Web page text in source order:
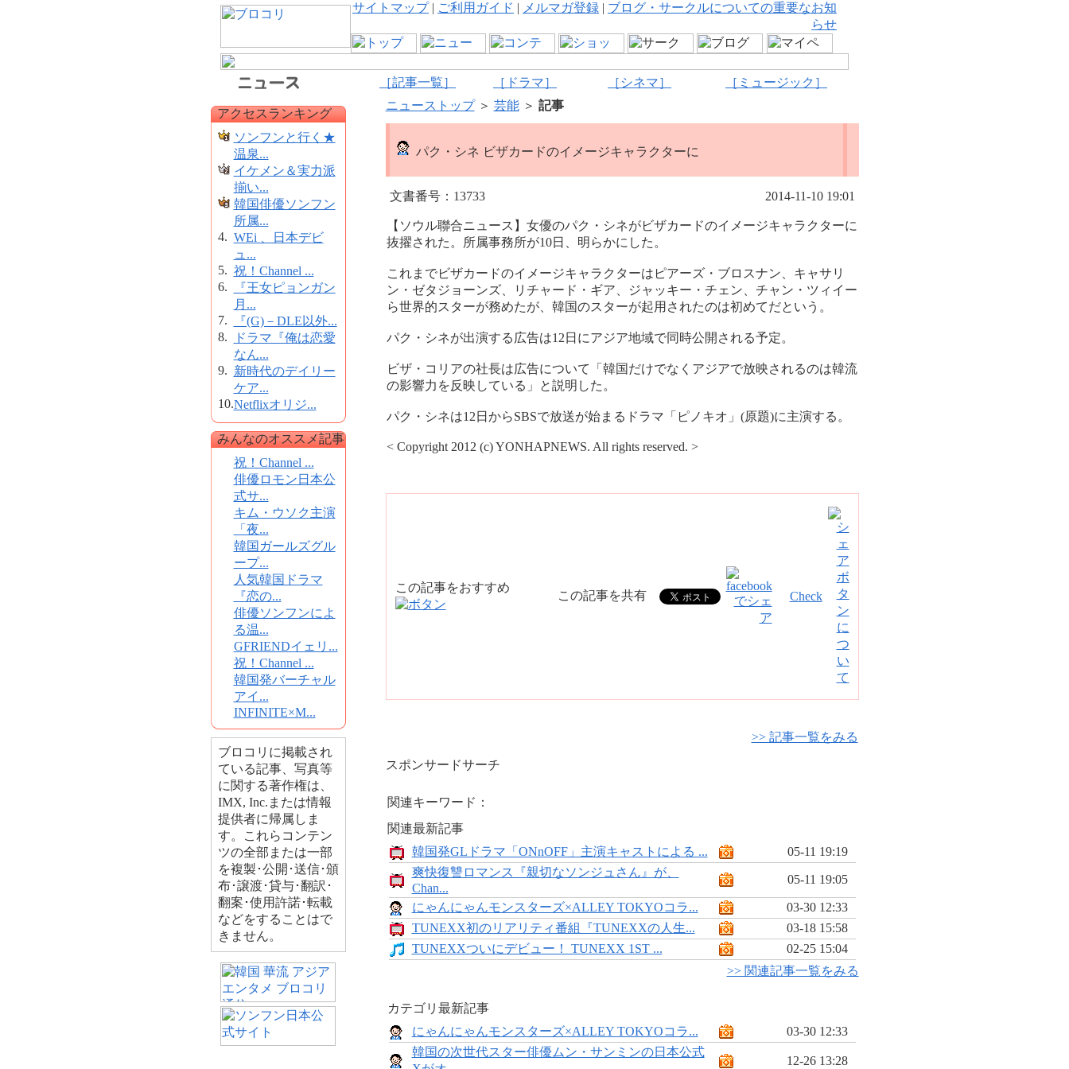
サイトマップ| ご利用ガイド | メルマガ登録 | ブログ・サークルについての重要なお知
らせ
［記事一覧］ ［ドラマ］ ［シネマ］ ［ミュージック］
アクセスランキング
ソンフンと行く★
温泉...
イケメン＆実力派
揃い...
韓国俳優ソンフン
所属...
4. WEi 、日本デビ
ュ...
5. 祝！Channel ...
6.
『王女ピョンガン
月...
7.
『(G)－DLE以外...
8.
ドラマ『俺は恋愛
なん...
9. 新時代のデイリー
ケア...
10.Netflixオリジ...
みんなのオススメ記事
祝！Channel ...
俳優ロモン日本公
式サ...
キム・ウソク主演
「夜...
韓国ガールズグル
ープ...
人気韓国ドラマ
『恋の...
俳優ソンフンによ
る温...
GFRIENDイェリ...
祝！Channel ...
韓国発バーチャル
アイ...
INFINITE×M...
ブロコリに掲載され
ている記事、写真等
に関する著作権は、
IMX, Inc.または情報
提供者に帰属しま
す。これらコンテン
ツの全部または一部
を複製･公開･送信･頒
布･譲渡･貸与･翻訳･
翻案･使用許諾･転載
などをすることはで
きません。
ニューストップ＞ 芸能＞ 記事
パク・シネ ビザカードのイメージキャラクターに
文書番号：13733 2014-11-10 19:01
【ソウル聯合ニュース】女優のパク・シネがビザカードのイメージキャラクターに
抜擢された。所属事務所が10日、明らかにした。
これまでビザカードのイメージキャラクターはピアーズ・ブロスナン、キャサリ
ン・ゼタジョーンズ、リチャード・ギア、ジャッキー・チェン、チャン・ツィイー
ら世界的スターが務めたが、韓国のスターが起用されたのは初めてだという。
パク・シネが出演する広告は12日にアジア地域で同時公開される予定。
ビザ・コリアの社長は広告について「韓国だけでなくアジアで放映されるのは韓流
の影響力を反映している」と説明した。
パク・シネは12日からSBSで放送が始まるドラマ「ピノキオ」(原題)に主演する。
< Copyright 2012 (c) YONHAPNEWS. All rights reserved. >
この記事をおすすめ
この記事を共有 Check
>> 記事一覧をみる
スポンサードサーチ
関連キーワード：
関連最新記事
韓国発GLドラマ「ONnOFF」主演キャストによる ...
05-11 19:19
爽快復讐ロマンス『親切なソンジュさん』が、
Chan...
05-11 19:05
にゃんにゃんモンスターズ×ALLEY TOKYOコラ...
03-30 12:33
TUNEXX初のリアリティ番組『TUNEXXの人生...
03-18 15:58
TUNEXXついにデビュー！ TUNEXX 1ST ...
02-25 15:04
>> 関連記事一覧をみる
カテゴリ最新記事
にゃんにゃんモンスターズ×ALLEY TOKYOコラ...
03-30 12:33
韓国の次世代スター俳優ムン・サンミンの日本公式
12-26 13:28